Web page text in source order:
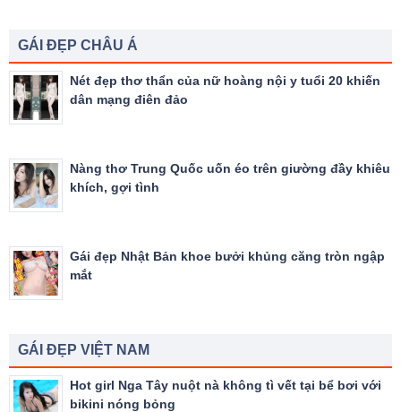
GÁI ĐẸP CHÂU Á
Nét đẹp thơ thẩn của nữ hoàng nội y tuổi 20 khiến
dân mạng điên đảo
Nàng thơ Trung Quốc uốn éo trên giường đầy khiêu
khích, gợi tình
Gái đẹp Nhật Bản khoe bưởi khủng căng tròn ngập
mắt
GÁI ĐẸP VIỆT NAM
Hot girl Nga Tây nuột nà không tì vết tại bể bơi với
bikini nóng bỏng